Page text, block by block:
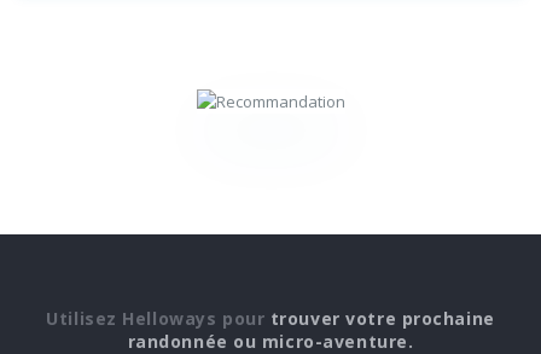
Utilisez Helloways pour trouver votre prochaine
randonnée ou micro-aventure.